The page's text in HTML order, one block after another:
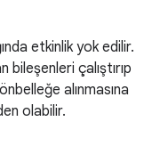
etkinlik yok edilir.
bileşenleri çalıştırıp
alınmasına
olabilir.